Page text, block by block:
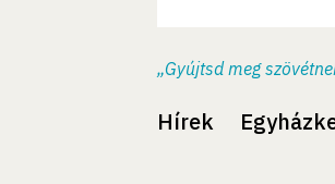
„Gyújtsd meg
Hírek